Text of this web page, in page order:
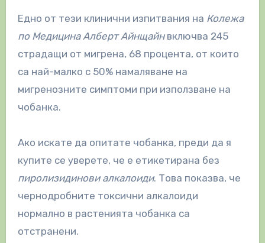
Едно от тези клинични изпитвания на Колежа
по Медицина Алберт Айнщайнвключва 245
страдащи от мигрена, 68 процента, от които
са най-малко с 50% намаляване на
мигренозните симптоми при използване на
чобанка.
Ако искате да опитате чобанка, преди да я
купите се уверете, че е етикетирана без
пиролизидинови алкалоиди. Това показва, че
чернодробните токсични алкалоиди
нормално в растенията чобанка са
отстранени.